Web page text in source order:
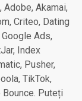
Akamai,
Criteo, Dating
Ads,
Index
Pusher,
TikTok,
Bounce. Puteți